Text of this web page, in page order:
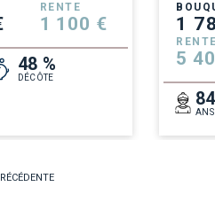
RENTE
1 100 €
48 %
DÉCÔTE
1
RENTE
5
84
ANS